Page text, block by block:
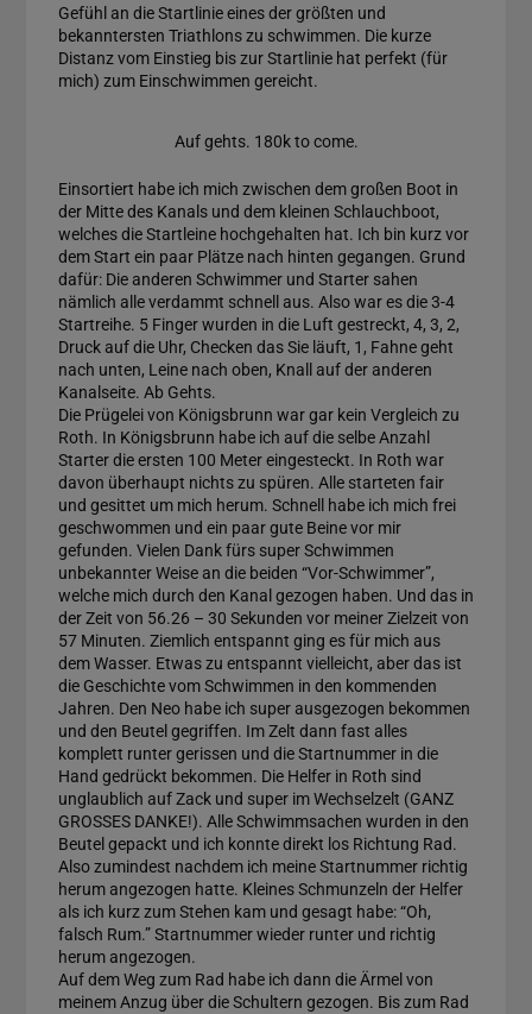
Gefühl an die Startlinie eines der größten und
bekanntersten Triathlons zu schwimmen. Die kurze
Distanz vom Einstieg bis zur Startlinie hat perfekt (für
mich) zum Einschwimmen gereicht.
Auf gehts. 180k to come.
Einsortiert habe ich mich zwischen dem großen Boot in
der Mitte des Kanals und dem kleinen Schlauchboot,
welches die Startleine hochgehalten hat. Ich bin kurz vor
dem Start ein paar Plätze nach hinten gegangen. Grund
dafür: Die anderen Schwimmer und Starter sahen
nämlich alle verdammt schnell aus. Also war es die 3-4
Startreihe. 5 Finger wurden in die Luft gestreckt, 4, 3, 2,
Druck auf die Uhr, Checken das Sie läuft, 1, Fahne geht
nach unten, Leine nach oben, Knall auf der anderen
Kanalseite. Ab Gehts.
Die Prügelei von Königsbrunn war gar kein Vergleich zu
Roth. In Königsbrunn habe ich auf die selbe Anzahl
Starter die ersten 100 Meter eingesteckt. In Roth war
davon überhaupt nichts zu spüren. Alle starteten fair
und gesittet um mich herum. Schnell habe ich mich frei
geschwommen und ein paar gute Beine vor mir
gefunden. Vielen Dank fürs super Schwimmen
unbekannter Weise an die beiden “Vor-Schwimmer”,
welche mich durch den Kanal gezogen haben. Und das in
der Zeit von 56.26 – 30 Sekunden vor meiner Zielzeit von
57 Minuten. Ziemlich entspannt ging es für mich aus
dem Wasser. Etwas zu entspannt vielleicht, aber das ist
die Geschichte vom Schwimmen in den kommenden
Jahren. Den Neo habe ich super ausgezogen bekommen
und den Beutel gegriffen. Im Zelt dann fast alles
komplett runter gerissen und die Startnummer in die
Hand gedrückt bekommen. Die Helfer in Roth sind
unglaublich auf Zack und super im Wechselzelt (GANZ
GROSSES DANKE!). Alle Schwimmsachen wurden in den
Beutel gepackt und ich konnte direkt los Richtung Rad.
Also zumindest nachdem ich meine Startnummer richtig
herum angezogen hatte. Kleines Schmunzeln der Helfer
als ich kurz zum Stehen kam und gesagt habe: “Oh,
falsch Rum.” Startnummer wieder runter und richtig
herum angezogen.
Auf dem Weg zum Rad habe ich dann die Ärmel von
meinem Anzug über die Schultern gezogen. Bis zum Rad